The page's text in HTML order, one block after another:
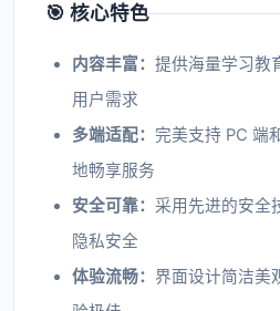
🎯 核心特色
内容丰富： 提供海量学习教
用户需求
多端适配： 完美支持 PC 端
地畅享服务
安全可靠： 采用先进的安全
隐私安全
体验流畅： 界面设计简洁美